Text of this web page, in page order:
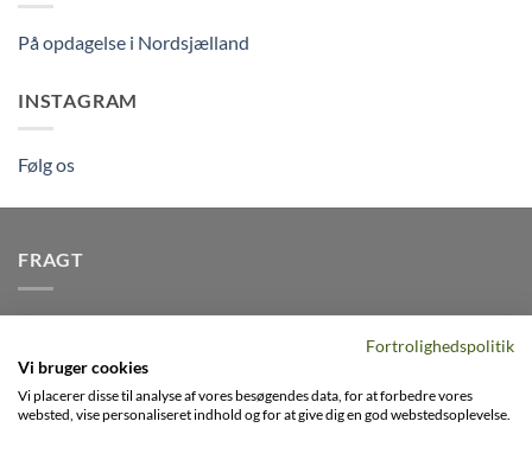
På opdagelse i Nordsjælland
INSTAGRAM
Følg os
FRAGT
på alle pakker - Husk der er fri
levering på alle ordre over DKK395
Fortrolighedspolitik
Vi bruger cookies
Vi placerer disse til analyse af vores besøgendes data, for at forbedre vores
websted, vise personaliseret indhold og for at give dig en god webstedsoplevelse.